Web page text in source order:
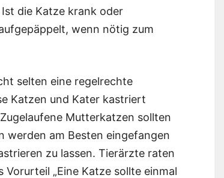
die Katze krank oder
wenn nötig zum
selten eine regelrechte
Katzen und Kater kastriert
Mutterkatzen sollten
werden am Besten eingefangen
zu lassen. Tierärzte raten
„Eine Katze sollte einmal